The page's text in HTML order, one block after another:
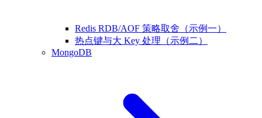
Redis RDB/AOF 策略取舍（示例一）
热点键与大 Key 处理（示例二）
MongoDB